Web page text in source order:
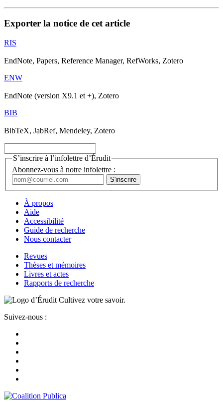
Exporter la notice de cet article
RIS
EndNote, Papers, Reference Manager, RefWorks, Zotero
ENW
EndNote (version X9.1 et +), Zotero
BIB
BibTeX, JabRef, Mendeley, Zotero
S’inscrire à l’infolettre d’Érudit
Abonnez-vous à notre infolettre :
À propos
Aide
Accessibilité
Guide de recherche
Nous contacter
Revues
Thèses et mémoires
Livres et actes
Rapports de recherche
Cultivez votre savoir.
Suivez-nous :